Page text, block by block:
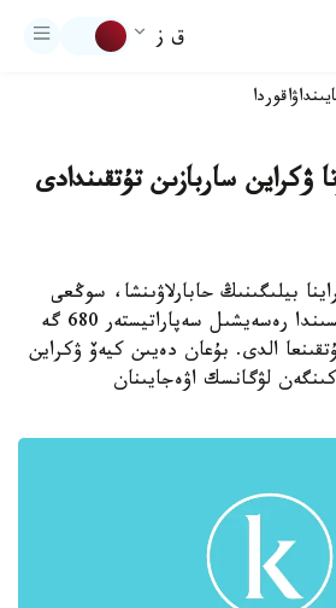
ق ز
اقوردا
بيلىگىنىڭ حابارلاۋىنشا، سوڭعى
كۇندەرى دونەتسك وبلىسىندا رەسەيشىل سەپاراتيستەر 680 گە
الدى. بۇعان دەيىن كيەۆ ۋكراين
لۋگانسك اۋەجايىنان